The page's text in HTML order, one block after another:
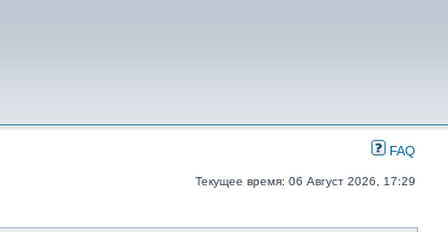
FAQ
Текущее время: 06 Август 2026, 17:29